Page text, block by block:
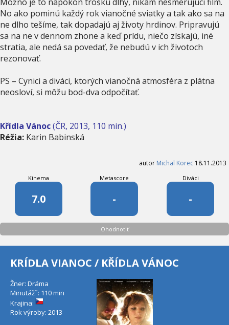
No ako pominú každý rok vianočné sviatky a tak ako sa na
ne dlho tešíme, tak dopadajú aj životy hrdinov. Pripravujú
sa na ne v dennom zhone a keď prídu, niečo získajú, iné
stratia, ale nedá sa povedať, že nebudú v ich životoch
rezonovať.
PS – Cynici a diváci, ktorých vianočná atmosféra z plátna
neosloví, si môžu bod-dva odpočítať.
Křídla Vánoc(ČR, 2013, 110 min.)
Réžia: Karin Babinská
autor Michal Korec 18.11.2013
Kinema
7.0
Metascore
-
Diváci
-
Ohodnotiť
KRÍDLA VIANOC / KŘÍDLA VÁNOC
Žner: Dráma
Minutáž˝: 110 min
Krajina:
Rok výroby: 2013